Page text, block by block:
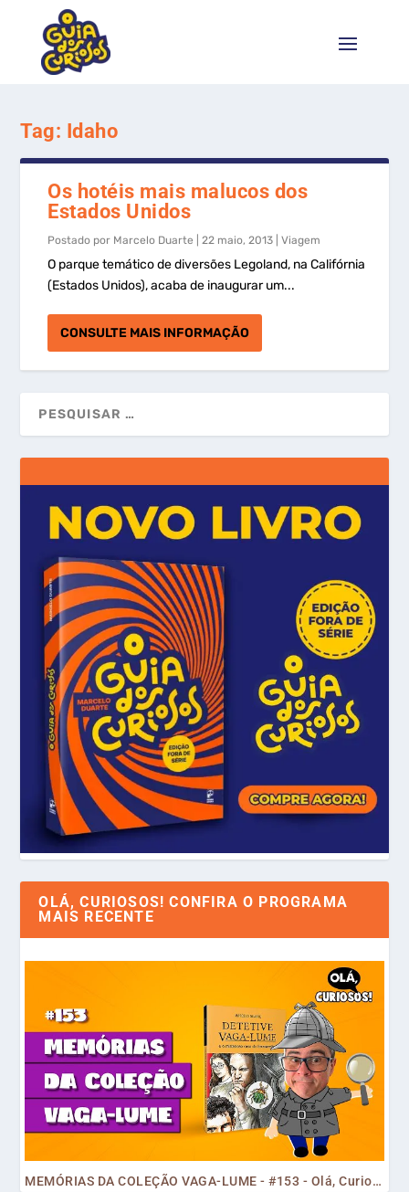
Tag: Idaho
Os hotéis mais malucos dos
Estados Unidos
Postado por Marcelo Duarte |22 maio, 2013 |Viagem
O parque temático de diversões Legoland, na Califórnia
(Estados Unidos), acaba de inaugurar um...
CONSULTE MAIS INFORMAÇÃO
OLÁ, CURIOSOS! CONFIRA O PROGRAMA
MAIS RECENTE
MEMÓRIAS DA COLEÇÃO VAGA-LUME - #153 - Olá, Curiosos! 2023